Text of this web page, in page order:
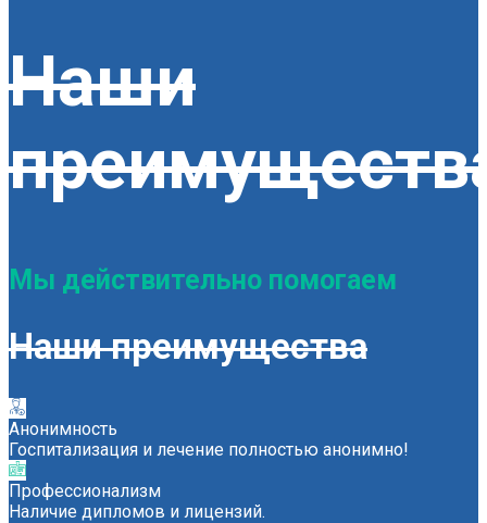
Наши
Мы действительно помогаем
Наши преимущества
Анонимность
Госпитализация и лечение полностью анонимно!
Профессионализм
Наличие дипломов и лицензий.